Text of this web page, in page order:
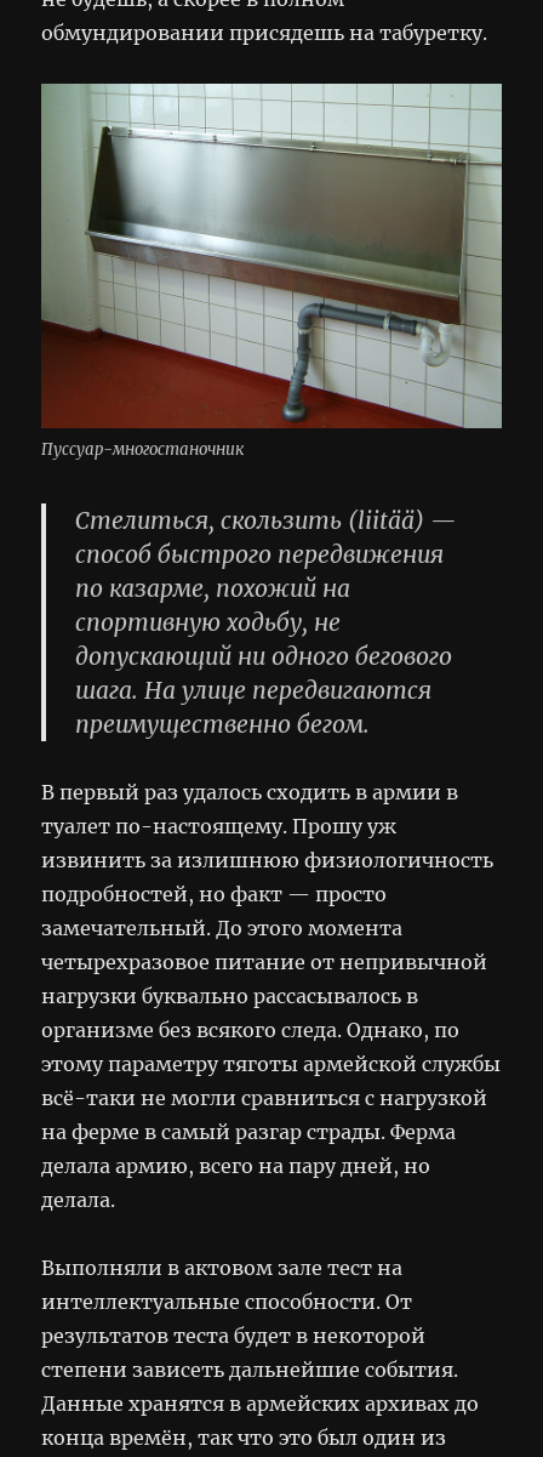
обмундировании присядешь на табуретку.
Пуссуар-многостаночник
Стелиться, скользить (liitää) —
способ быстрого передвижения
по казарме, похожий на
спортивную ходьбу, не
допускающий ни одного бегового
шага. На улице передвигаются
преимущественно бегом.
В первый раз удалось сходить в армии в
туалет по-настоящему. Прошу уж
извинить за излишнюю физиологичность
подробностей, но факт — просто
замечательный. До этого момента
четырехразовое питание от непривычной
нагрузки буквально рассасывалось в
организме без всякого следа. Однако, по
этому параметру тяготы армейской службы
всё-таки не могли сравниться с нагрузкой
на ферме в самый разгар страды. Ферма
делала армию, всего на пару дней, но
делала.
Выполняли в актовом зале тест на
интеллектуальные способности. От
результатов теста будет в некоторой
степени зависеть дальнейшие события.
Данные хранятся в армейских архивах до
конца времён, так что это был один из